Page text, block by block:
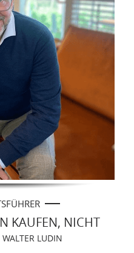
KAUFEN, NICHT
WALTER LUDIN